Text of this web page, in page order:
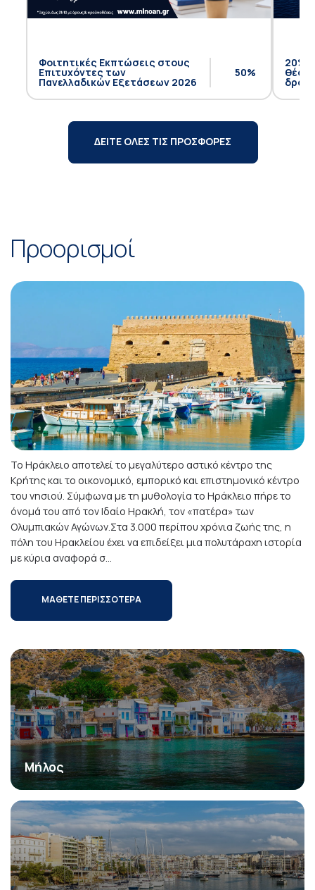
Φοιτητικές Εκπτώσεις στους
Επιτυχόντες των
Πανελλαδικών Εξετάσεων 2026
50%
20%
θέση
ΔΕΙΤΕ ΟΛΕΣ ΤΙΣ ΠΡΟΣΦΟΡΕΣ
Προορισμοί
Το Ηράκλειο αποτελεί το μεγαλύτερο αστικό κέντρο της
Κρήτης και το οικονομικό, εμπορικό και επιστημονικό κέντρο
του νησιού. Σύμφωνα με τη μυθολογία το Ηράκλειο πήρε το
όνομά του από τον Ιδαίο Ηρακλή, τον «πατέρα» των
Ολυμπιακών Αγώνων.Στα 3.000 περίπου χρόνια ζωής της, η
πόλη του Ηρακλείου έχει να επιδείξει μια πολυτάραχη ιστορία
με κύρια αναφορά σ...
ΜΑΘΕΤΕ ΠΕΡΙΣΣΟΤΕΡΑ
Μήλος